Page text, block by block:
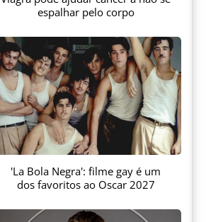
espalhar pelo corpo
'La Bola Negra': filme gay é um
dos favoritos ao Oscar 2027